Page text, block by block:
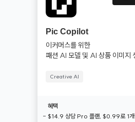
Pic Copilot
이커머스를 위한
패션 AI 모델 및 AI 상품 이미지
Creative AI
혜택
- $14.9 상당 Pro 플랜, $0.99로 1개